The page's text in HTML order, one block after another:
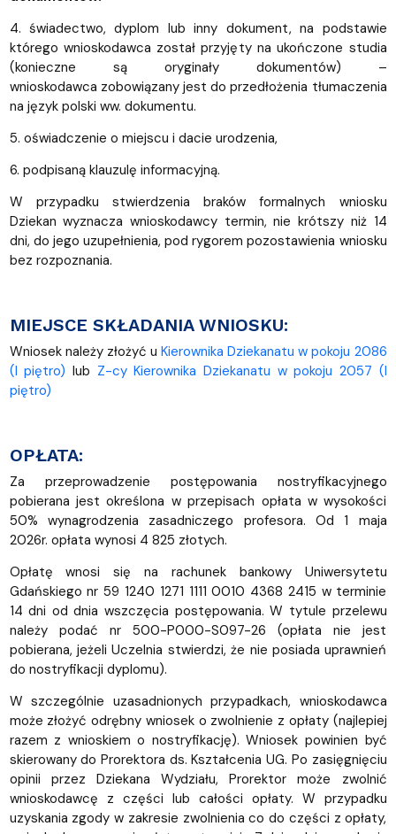
4. świadectwo, dyplom lub inny dokument, na podstawie
którego wnioskodawca został przyjęty na ukończone studia
(konieczne są oryginały dokumentów) –
wnioskodawca zobowiązany jest do przedłożenia tłumaczenia
na język polski ww. dokumentu.
5. oświadczenie o miejscu i dacie urodzenia,
6. podpisaną klauzulę informacyjną.
W przypadku stwierdzenia braków formalnych wniosku
Dziekan wyznacza wnioskodawcy termin, nie krótszy niż 14
dni, do jego uzupełnienia, pod rygorem pozostawienia wniosku
bez rozpoznania.
MIEJSCE SKŁADANIA WNIOSKU:
Wniosek należy złożyć u Kierownika Dziekanatu w pokoju 2086
(I piętro) lub Z-cy Kierownika Dziekanatu w pokoju 2057 (I
piętro)
OPŁATA:
Za przeprowadzenie postępowania nostryfikacyjnego
pobierana jest określona w przepisach opłata w wysokości
50% wynagrodzenia zasadniczego profesora. Od 1 maja
2026r. opłata wynosi 4 825 złotych.
Opłatę wnosi się na rachunek bankowy Uniwersytetu
Gdańskiego nr 59 1240 1271 1111 0010 4368 2415 w terminie
14 dni od dnia wszczęcia postępowania. W tytule przelewu
należy podać nr 500-P000-S097-26 (opłata nie jest
pobierana, jeżeli Uczelnia stwierdzi, że nie posiada uprawnień
do nostryfikacji dyplomu).
W szczególnie uzasadnionych przypadkach, wnioskodawca
może złożyć odrębny wniosek o zwolnienie z opłaty (najlepiej
razem z wnioskiem o nostryfikację). Wniosek powinien być
skierowany do Prorektora ds. Kształcenia UG. Po zasięgnięciu
opinii przez Dziekana Wydziału, Prorektor może zwolnić
wnioskodawcę z części lub całości opłaty. W przypadku
uzyskania zgody w zakresie zwolnienia co do części z opłaty,